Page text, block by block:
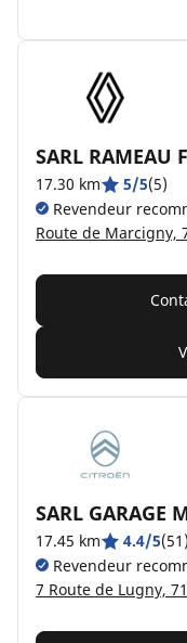
SARL RAMEAU
17.30 km 5/5(5)
Revendeur
Route de Marcigny,
SARL GARAGE
17.45 km 4.4/5(51)
Revendeur
7 Route de Lugny,